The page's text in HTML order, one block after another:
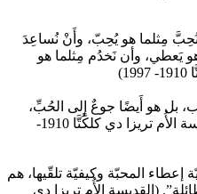
مِثلما هو يُحِبّ، وأَنْ نُساعِدَ
يَعطي، وأن نَخدُم مِثلما هو
بل هو أَيضًا جوعٌ إِلى الحُبِّ،
وإلى أَنْ يُحِبَّ المَرءُ ويُحَبّ”. (القديسة الأُم تريزا دي كلكُتَّا 1910-
إعطاء المحبّة وكيفيّة تلقّيها، هم
(القديسة الأُم تريزا دي